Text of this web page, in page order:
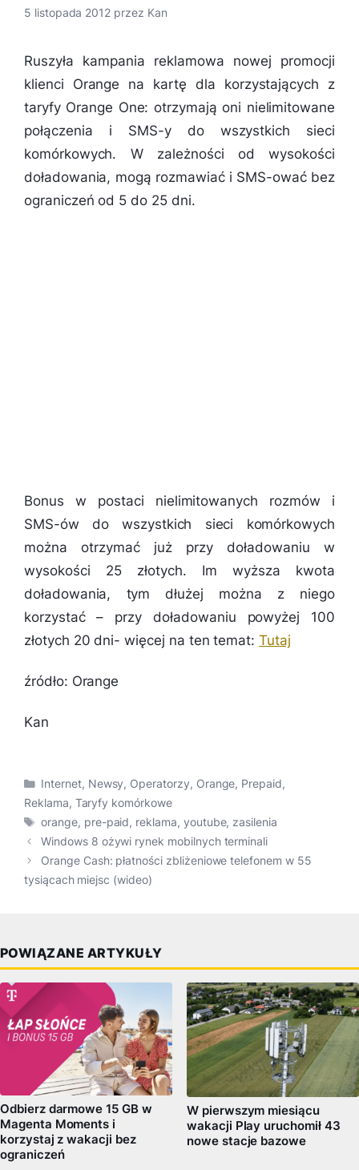
5 listopada 2012 przez Kan
Ruszyła kampania reklamowa nowej promocji
klienci Orange na kartę dla korzystających z
taryfy Orange One: otrzymają oni nielimitowane
połączenia i SMS-y do wszystkich sieci
komórkowych. W zależności od wysokości
doładowania, mogą rozmawiać i SMS-ować bez
ograniczeń od 5 do 25 dni.
Bonus w postaci nielimitowanych rozmów i
SMS-ów do wszystkich sieci komórkowych
można otrzymać już przy doładowaniu w
wysokości 25 złotych. Im wyższa kwota
doładowania, tym dłużej można z niego
korzystać – przy doładowaniu powyżej 100
złotych 20 dni- więcej na ten temat:Tutaj
źródło: Orange
Kan
Kategorie
Internet, Newsy, Operatorzy, Orange, Prepaid,
Reklama, Taryfy komórkowe
Tagi
orange, pre-paid, reklama, youtube, zasilenia
Windows 8 ożywi rynek mobilnych terminali
Orange Cash: płatności zbliżeniowe telefonem w 55
tysiącach miejsc (wideo)
POWIĄZANE ARTYKUŁY
Odbierz darmowe 15 GB w
Magenta Moments i
korzystaj z wakacji bez
ograniczeń
W pierwszym miesiącu
wakacji Play uruchomił 43
nowe stacje bazowe